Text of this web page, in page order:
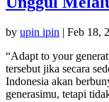
by upin ipin | Feb 18,
“Adapt to your
tersebut jika secara
Indonesia akan
generasimu, tetapi